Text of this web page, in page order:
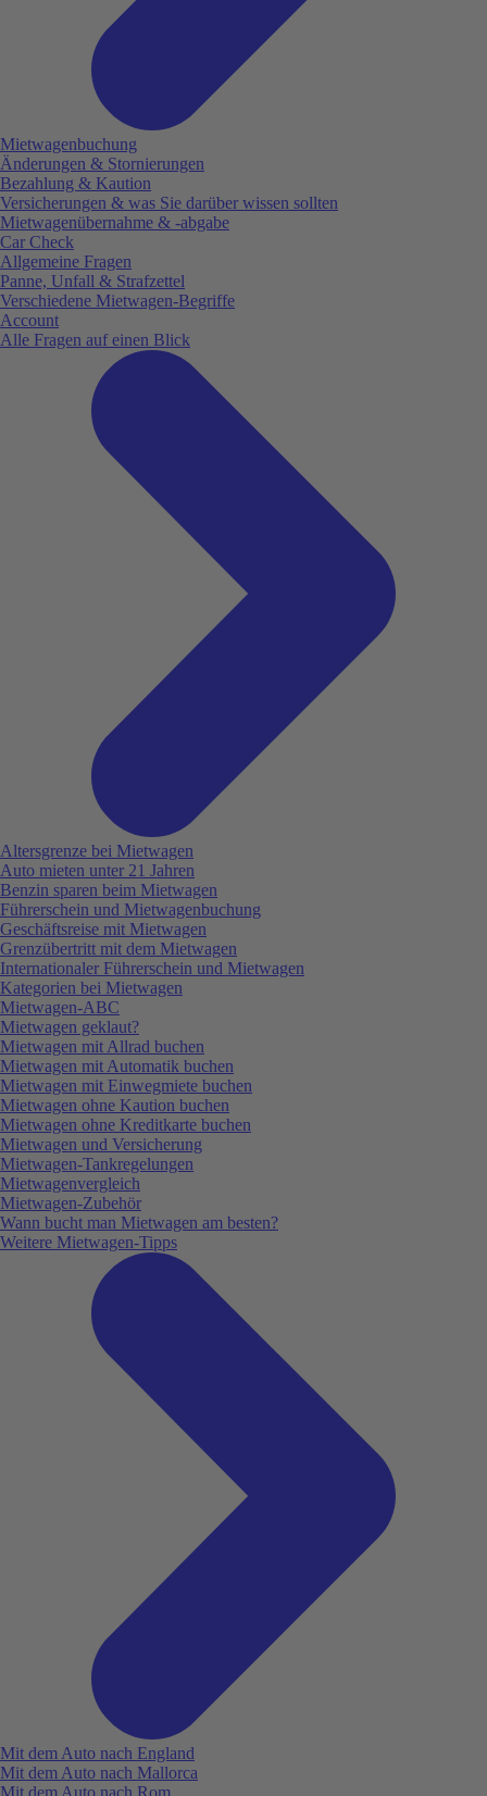
Mietwagenbuchung
Änderungen & Stornierungen
Bezahlung & Kaution
Versicherungen & was Sie darüber wissen sollten
Mietwagenübernahme & -abgabe
Car Check
Allgemeine Fragen
Panne, Unfall & Strafzettel
Verschiedene Mietwagen-Begriffe
Account
Alle Fragen auf einen Blick
Altersgrenze bei Mietwagen
Auto mieten unter 21 Jahren
Benzin sparen beim Mietwagen
Führerschein und Mietwagenbuchung
Geschäftsreise mit Mietwagen
Grenzübertritt mit dem Mietwagen
Internationaler Führerschein und Mietwagen
Kategorien bei Mietwagen
Mietwagen-ABC
Mietwagen geklaut?
Mietwagen mit Allrad buchen
Mietwagen mit Automatik buchen
Mietwagen mit Einwegmiete buchen
Mietwagen ohne Kaution buchen
Mietwagen ohne Kreditkarte buchen
Mietwagen und Versicherung
Mietwagen-Tankregelungen
Mietwagenvergleich
Mietwagen-Zubehör
Wann bucht man Mietwagen am besten?
Weitere Mietwagen-Tipps
Mit dem Auto nach England
Mit dem Auto nach Mallorca
Mit dem Auto nach Rom